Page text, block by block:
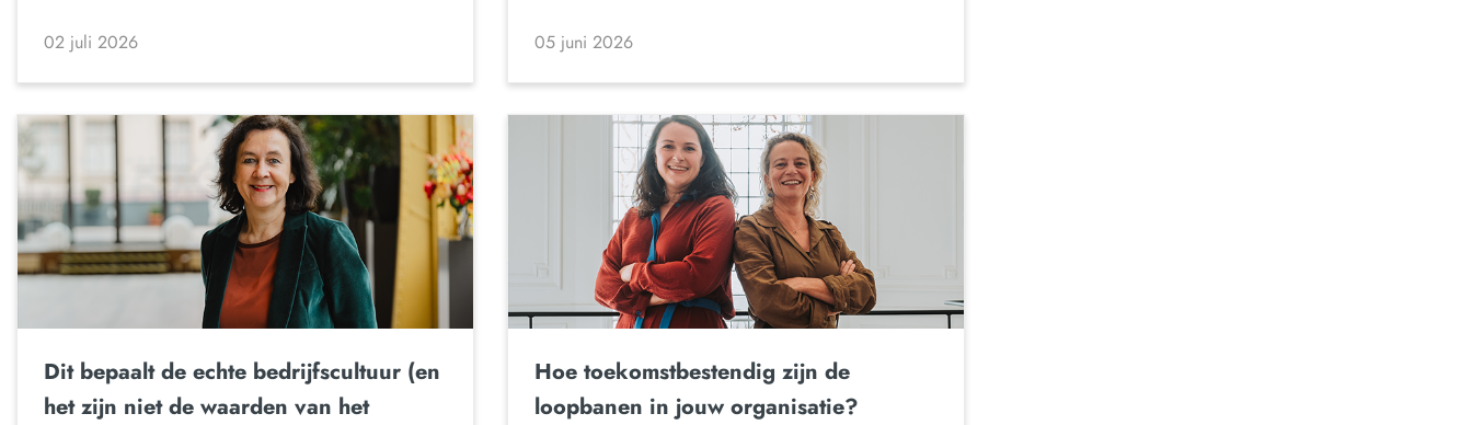
02 juli 2026 05 juni 2026
Dit bepaalt de echte bedrijfscultuur (en
het zijn niet de waarden van het
Hoe toekomstbestendig zijn de
loopbanen in jouw organisatie?